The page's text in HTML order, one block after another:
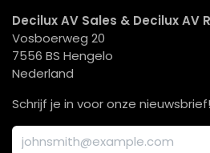
Decilux AV Sales & Decilux AV
Vosboerweg 20
7556 BS Hengelo
Nederland
Schrijf je in voor onze nieuwsbrief!